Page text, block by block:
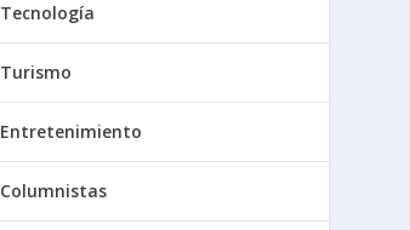
Tecnología
Turismo
Entretenimiento
Columnistas